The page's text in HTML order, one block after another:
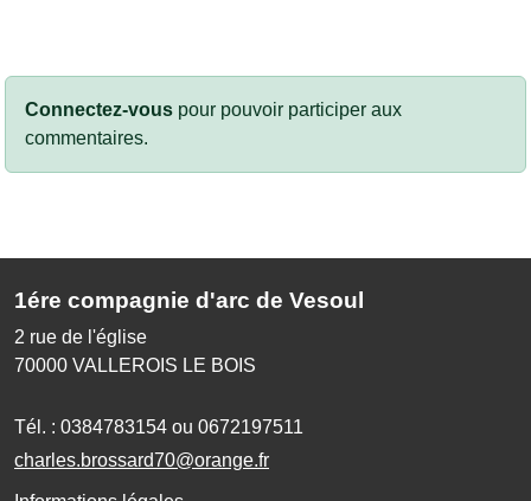
Connectez-vous pour pouvoir participer aux
commentaires.
1ére compagnie d'arc de Vesoul
2 rue de l'église
70000 VALLEROIS LE BOIS
Tél. : 0384783154 ou 0672197511
charles.brossard70@orange.fr